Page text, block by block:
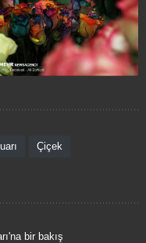
Çiçek
bir bakış